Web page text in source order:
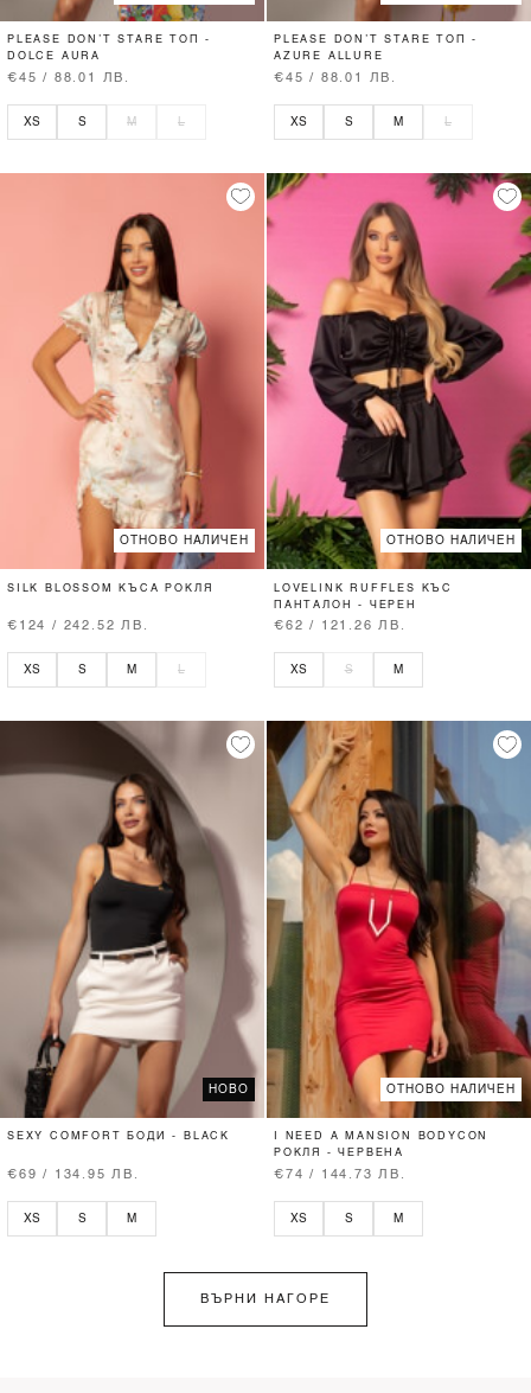
PLEASE DON’T STARE ТОП -
DOLCE AURA
€45 / 88.01 ЛВ.
XS S M L
PLEASE DON’T STARE ТОП -
AZURE ALLURE
€45 / 88.01 ЛВ.
XS S M L
ОТНОВО НАЛИЧЕН
SILK BLOSSOM КЪСА РОКЛЯ
€124 / 242.52 ЛВ.
XS S M L
ОТНОВО НАЛИЧЕН
LOVELINK RUFFLES КЪС
ПАНТАЛОН - ЧЕРЕН
€62 / 121.26 ЛВ.
XS S M
НОВО
SEXY COMFORT БОДИ - BLACK
€69 / 134.95 ЛВ.
XS S M
ОТНОВО НАЛИЧЕН
I NEED A MANSION BODYCON
РОКЛЯ - ЧЕРВЕНА
€74 / 144.73 ЛВ.
XS S M
ВЪРНИ НАГОРЕ